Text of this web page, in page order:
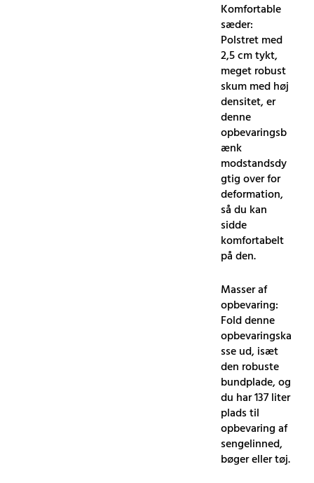
Komfortable
sæder:
Polstret med
2,5 cm tykt,
meget robust
skum med høj
densitet, er
denne
opbevaringsb
ænk
modstandsdy
gtig over for
deformation,
så du kan
sidde
komfortabelt
på den.
Masser af
opbevaring:
Fold denne
opbevaringska
sse ud, isæt
den robuste
bundplade, og
du har 137 liter
plads til
opbevaring af
sengelinned,
bøger eller tøj.